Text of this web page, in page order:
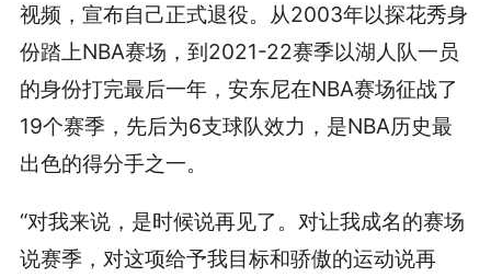
视频，宣布自己正式退役。从2003年以探花秀身
份踏上NBA赛场，到2021-22赛季以湖人队一员
的身份打完最后一年，安东尼在NBA赛场征战了
19个赛季，先后为6支球队效力，是NBA历史最
出色的得分手之一。
“对我来说，是时候说再见了。对让我成名的赛场
说赛季，对这项给予我目标和骄傲的运动说再